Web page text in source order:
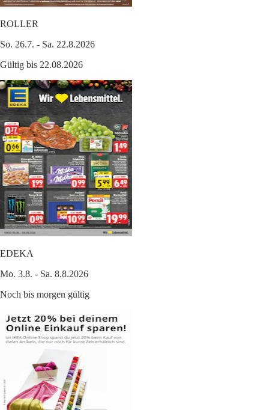
ROLLER
So. 26.7. - Sa. 22.8.2026
Gültig bis 22.08.2026
EDEKA
Mo. 3.8. - Sa. 8.8.2026
Noch bis morgen gültig